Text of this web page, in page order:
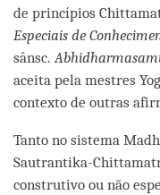
de princípios
Especiais de
sânsc.
aceita pela mestres
contexto de outras
Tanto no sistema
Sautrantika-
construtivo ou não